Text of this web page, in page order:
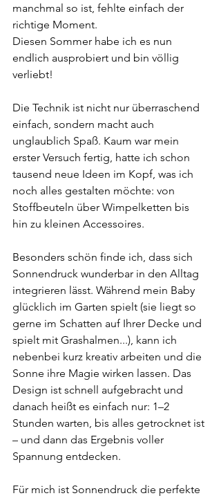
manchmal so ist, fehlte einfach der
richtige Moment.
Diesen Sommer habe ich es nun
endlich ausprobiert und bin völlig
verliebt!
Die Technik ist nicht nur überraschend
einfach, sondern macht auch
unglaublich Spaß. Kaum war mein
erster Versuch fertig, hatte ich schon
tausend neue Ideen im Kopf, was ich
noch alles gestalten möchte: von
Stoffbeuteln über Wimpelketten bis
hin zu kleinen Accessoires.
Besonders schön finde ich, dass sich
Sonnendruck wunderbar in den Alltag
integrieren lässt. Während mein Baby
glücklich im Garten spielt (sie liegt so
gerne im Schatten auf Ihrer Decke und
spielt mit Grashalmen...), kann ich
nebenbei kurz kreativ arbeiten und die
Sonne ihre Magie wirken lassen. Das
Design ist schnell aufgebracht und
danach heißt es einfach nur: 1–2
Stunden warten, bis alles getrocknet ist
– und dann das Ergebnis voller
Spannung entdecken.
Für mich ist Sonnendruck die perfekte